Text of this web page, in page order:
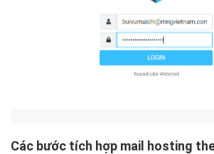
Các bước tích hợp mail hosting